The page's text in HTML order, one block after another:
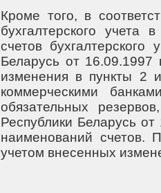
Кроме того, в
бухгалтерского
счетов
Беларусь от 16.09.1997
изменения в пункты 2
коммерческими
обязательных
Республики Беларусь
наименований
учетом внесенных